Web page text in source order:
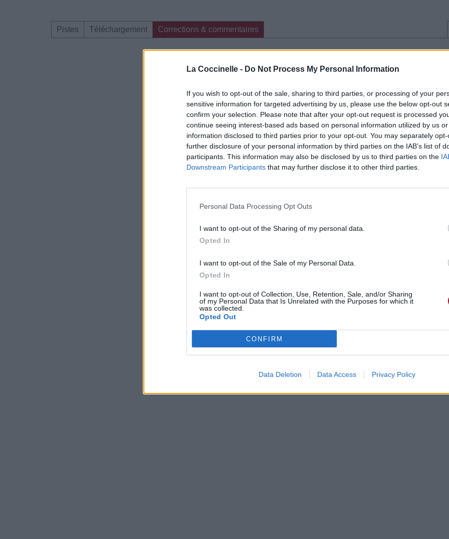
La Coccinelle - Do Not Process My Personal Information
If you wish to opt-out of the sale, sharing to third parties, or processing of your
sensitive information for targeted advertising by us, please use the below opt-out
confirm your selection. Please note that after your opt-out request is processed
continue seeing interest-based ads based on personal information utilized by us
information disclosed to third parties prior to your opt-out. You may separately
further disclosure of your personal information by third parties on the IAB’s list of
participants. This information may also be disclosed by us to third parties on the
Downstream Participants that may further disclose it to other third parties.
Personal Data Processing Opt Outs
I want to opt-out of the Sharing of my personal data.
Opted In
I want to opt-out of the Sale of my Personal Data.
Opted In
I want to opt-out of Collection, Use, Retention, Sale, and/or Sharing
of my Personal Data that Is Unrelated with the Purposes for which it
was collected.
Opted Out
CONFIRM
Data Deletion Data Access Privacy Policy
Pistes Téléchargement Corrections & commentaires